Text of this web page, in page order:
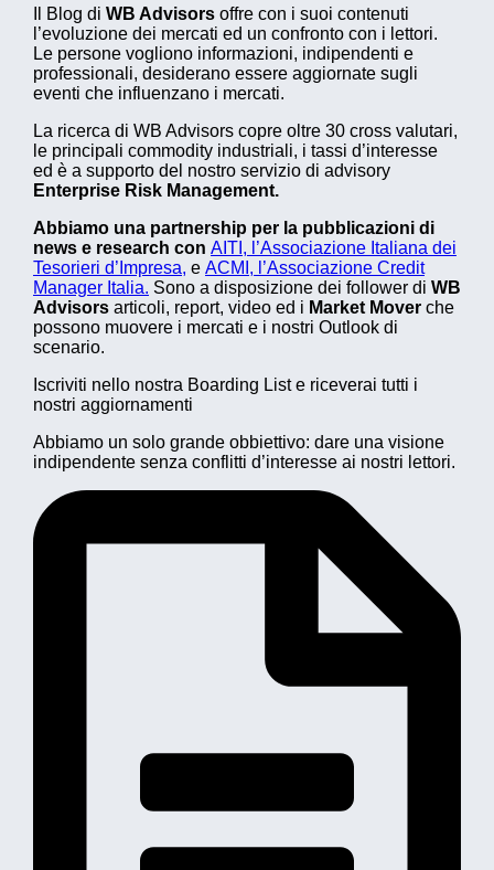
Il Blog di WB Advisors offre con i suoi contenuti
l’evoluzione dei mercati ed un confronto con i lettori.
Le persone vogliono informazioni, indipendenti e
professionali, desiderano essere aggiornate sugli
eventi che influenzano i mercati.
La ricerca di WB Advisors copre oltre 30 cross valutari,
le principali commodity industriali, i tassi d’interesse
ed è a supporto del nostro servizio di advisory
Enterprise Risk Management.
Abbiamo una partnership per la pubblicazioni di
news e research con AITI, l’Associazione Italiana dei
Tesorieri d’Impresa, e ACMI, l’Associazione Credit
Manager Italia. Sono a disposizione dei follower di WB
Advisors articoli, report, video ed i Market Mover che
possono muovere i mercati e i nostri Outlook di
scenario.
Iscriviti nello nostra Boarding List e riceverai tutti i
nostri aggiornamenti
Abbiamo un solo grande obbiettivo: dare una visione
indipendente senza conflitti d’interesse ai nostri lettori.